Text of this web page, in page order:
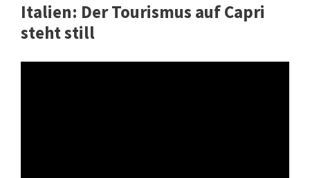
Italien: Der Tourismus auf Capri
steht still